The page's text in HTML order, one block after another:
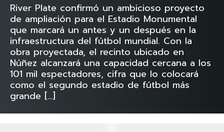
River Plate confirmó un ambicioso proyecto
de ampliación para el Estadio Monumental
que marcará un antes y un después en la
infraestructura del fútbol mundial. Con la
obra proyectada, el recinto ubicado en
Núñez alcanzará una capacidad cercana a los
101 mil espectadores, cifra que lo colocará
como el segundo estadio de fútbol más
grande […]